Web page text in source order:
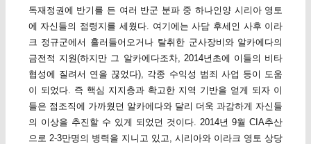
독재정권에 반기를 든 여러 반군 분파 중 하나인양 시리아 영토
에 자신들의 점령지를 세웠다. 여기에는 사담 후세인 사후 이라
크 정규군에서 흘러들어오거나 탈취한 군사장비와 알카에다의
금전적 지원(하지만 그 알카에다조차, 2014년초에 이들의 비타
협성에 질려서 연을 끊었다), 각종 수익성 범죄 사업 등이 도움
이 되었다. 즉 핵심 지지층과 확고한 지역 기반을 얻게 되자 이
들은 점조직에 가까웠던 알카에다와 달리 더욱 과감하게 자신들
의 이상을 추진할 수 있게 되었던 것이다. 2014년 9월 CIA추산
으로 2-3만명의 병력을 지니고 있고, 시리아와 이라크 영토 상당